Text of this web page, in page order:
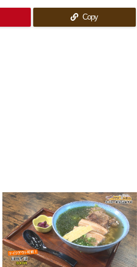
Copy